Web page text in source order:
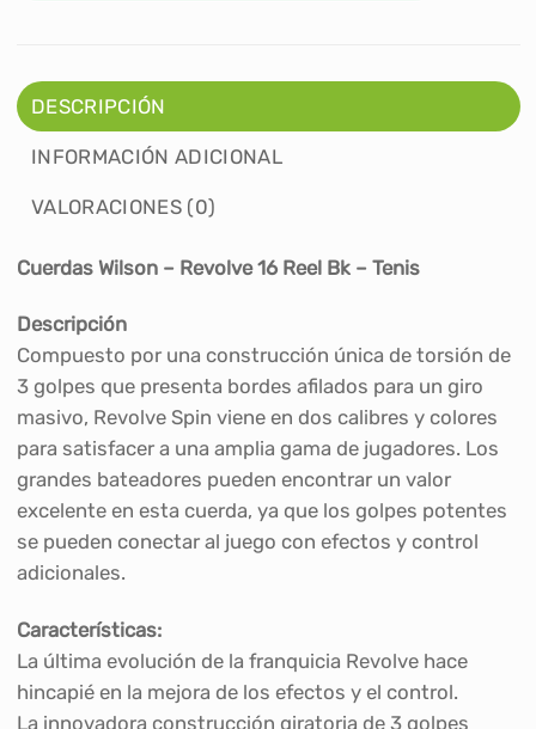
DESCRIPCIÓN
INFORMACIÓN ADICIONAL
VALORACIONES (0)
Cuerdas Wilson – Revolve 16 Reel Bk – Tenis
Descripción
Compuesto por una construcción única de torsión de
3 golpes que presenta bordes afilados para un giro
masivo, Revolve Spin viene en dos calibres y colores
para satisfacer a una amplia gama de jugadores. Los
grandes bateadores pueden encontrar un valor
excelente en esta cuerda, ya que los golpes potentes
se pueden conectar al juego con efectos y control
adicionales.
Características:
La última evolución de la franquicia Revolve hace
hincapié en la mejora de los efectos y el control.
La innovadora construcción giratoria de 3 golpes